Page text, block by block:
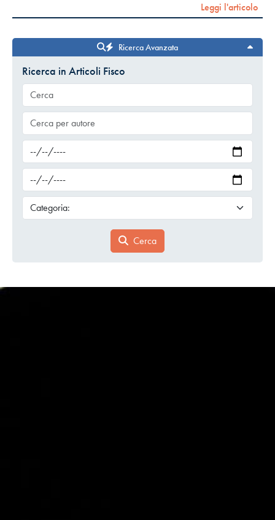
Leggi l'articolo
Ricerca Avanzata
Ricerca in Articoli Fisco
Cerca